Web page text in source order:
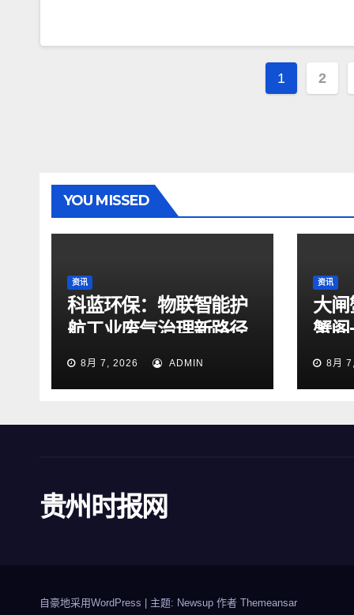
文
1 2
YOU MISSED
资讯
科蓝环保：物联智能护
航工业废气治理新路径
8月 7, 2026 ADMIN
资讯
大
蟹阁
8月
贵州时报网
自豪地采用WordPress 主题: Newsup 作者 Themeansar